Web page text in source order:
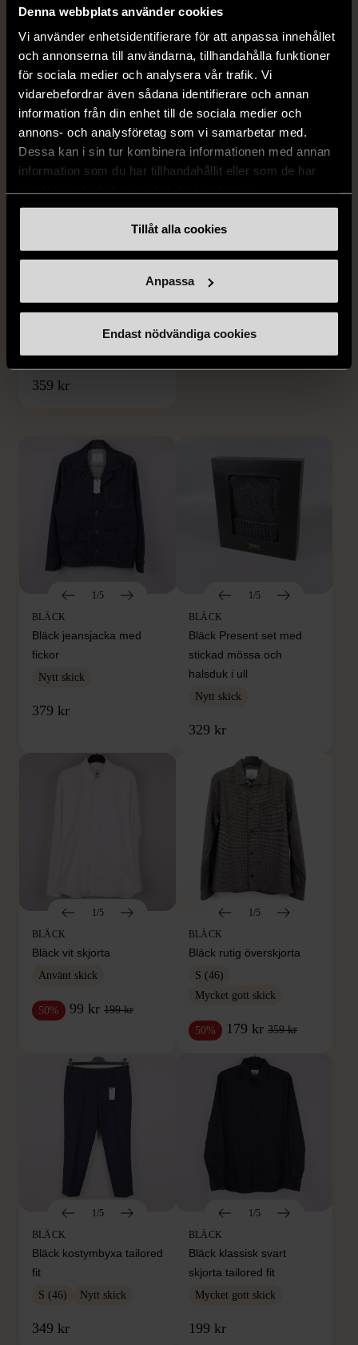
Denna webbplats använder cookies
Vi använder enhetsidentifierare för att anpassa innehållet
och annonserna till användarna, tillhandahålla funktioner
för sociala medier och analysera vår trafik. Vi
vidarebefordrar även sådana identifierare och annan
information från din enhet till de sociala medier och
annons- och analysföretag som vi samarbetar med.
Dessa kan i sin tur kombinera informationen med annan
information som du har tillhandahållit eller som de har
Tillåt alla cookies
Anpassa
Endast nödvändiga cookies
Dressmann -
Kostymbyxor med
pressveck
Gott skick
159 kr
Bondelid - Randig skjorta
- Blå vit
XL (52)
Mycket gott skick
199 kr
G-STAR RAW
G-star - Jeans - blå
W34 Gott skick
359 kr
FRÅN SAMMA VARUMÄRKE
1/5
BLÄCK
Bläck jeansjacka med
fickor
Nytt skick
379 kr
1/5
BLÄCK
Bläck Present set med
stickad mössa och
halsduk i ull
Nytt skick
329 kr
1/5
BLÄCK
Bläck vit skjorta
Använt skick
50% 99 kr 199 kr
1/5
BLÄCK
Bläck rutig överskjorta
S (46)
Mycket gott skick
50% 179 kr 359 kr
1/5
BLÄCK
Bläck kostymbyxa tailored
fit
S (46) Nytt skick
349 kr
1/5
BLÄCK
Bläck klassisk svart
skjorta tailored fit
Mycket gott skick
199 kr